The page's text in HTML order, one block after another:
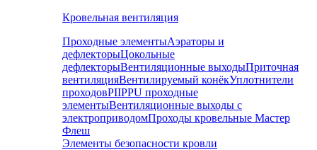
Кровельная вентиляция
Проходные элементыАэраторы и
дефлекторыЦокольные
дефлекторыВентиляционные выходыПриточная
вентиляцияВентилируемый конёкУплотнители
проходовPIIPPU проходные
элементыВентиляционные выходы с
электроприводомПроходы кровельные Мастер
Флеш
Элементы безопасности кровли